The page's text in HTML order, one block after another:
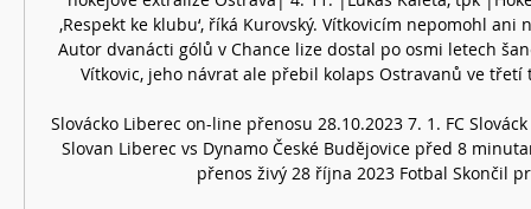
‚Respekt ke klubu‘, říká Kurovský. Vítkovicím nepomohl ani
Autor dvanácti gólů v Chance lize dostal po osmi letech
Vítkovic, jeho návrat ale přebil kolaps Ostravanů ve
Slovácko Liberec on-line přenosu 28.10.2023 7. 1. FC
Slovan Liberec vs Dynamo České Budějovice před 8
přenos živý 28 října 2023 Fotbal Skončil